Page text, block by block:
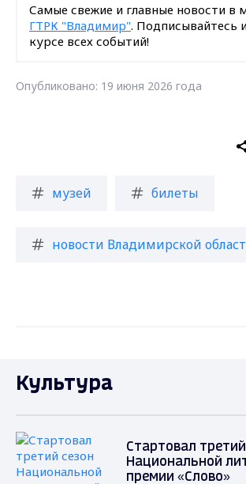
Самые свежие и главные новости в
ГТРК "Владимир". Подписывайтесь
курсе всех событий!
Опубликовано: 19 июня 2026 года
музей билеты
новости Владимирской
Культура
Стартовал
Национальной
премии «Слово»